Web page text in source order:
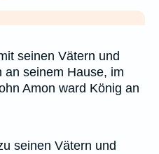
seinen Vätern und
an seinem Hause, im
Amon ward König an
seinen Vätern und